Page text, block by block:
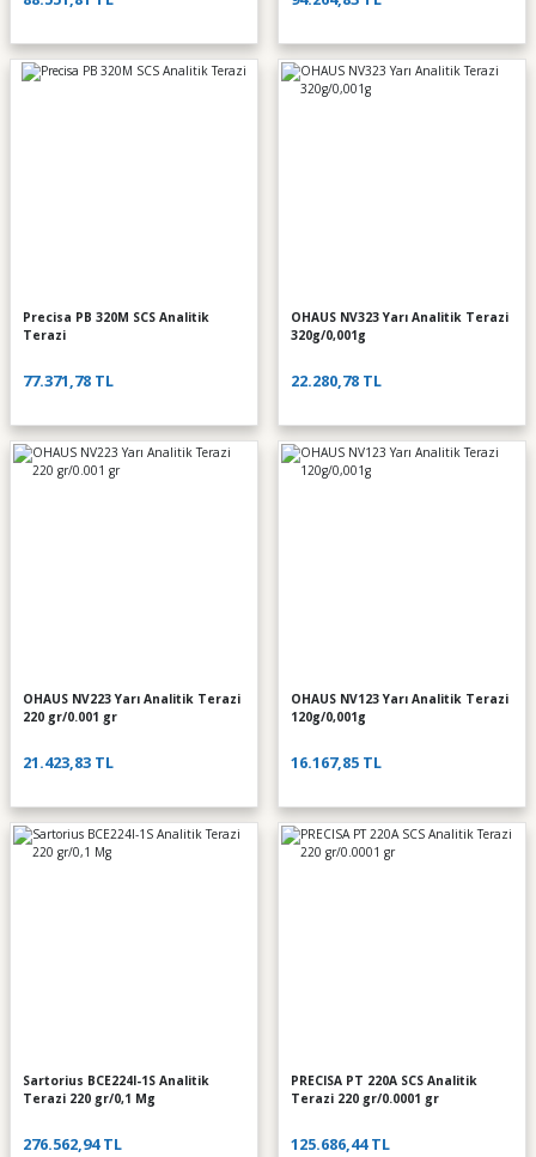
Precisa PB 320M SCS Analitik
Terazi
77.371,78 TL
OHAUS NV323 Yarı Analitik Terazi
320g/0,001g
22.280,78 TL
OHAUS NV223 Yarı Analitik Terazi
220 gr/0.001 gr
21.423,83 TL
OHAUS NV123 Yarı Analitik Terazi
120g/0,001g
16.167,85 TL
Sartorius BCE224I-1S Analitik
Terazi 220 gr/0,1 Mg
276.562,94 TL
PRECISA PT 220A SCS Analitik
Terazi 220 gr/0.0001 gr
125.686,44 TL